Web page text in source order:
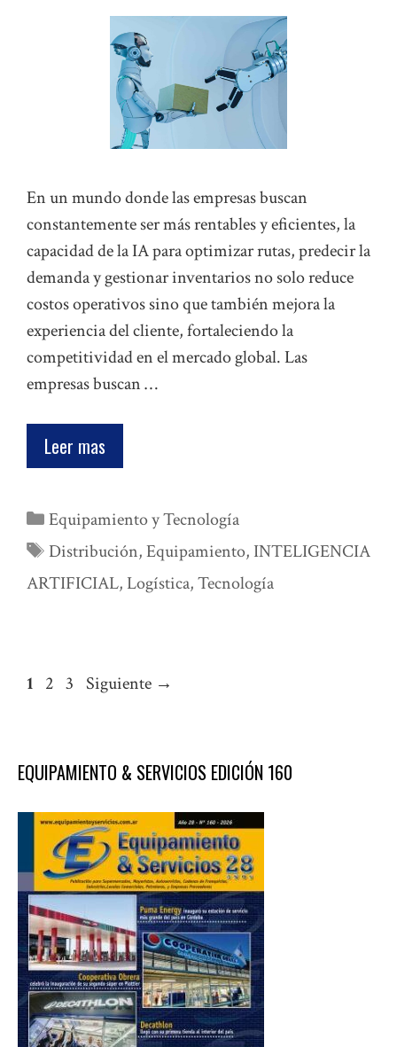
En un mundo donde las empresas buscan
constantemente ser más rentables y eficientes, la
capacidad de la IA para optimizar rutas, predecir la
demanda y gestionar inventarios no solo reduce
costos operativos sino que también mejora la
experiencia del cliente, fortaleciendo la
competitividad en el mercado global. Las
empresas buscan …
Leer mas
Categorías
Equipamiento y Tecnología
Etiquetas
Distribución,Equipamiento, INTELIGENCIA
ARTIFICIAL,Logística,Tecnología
Página
1 Página
2 Página
3 Siguiente →
EQUIPAMIENTO & SERVICIOS EDICIÓN 160